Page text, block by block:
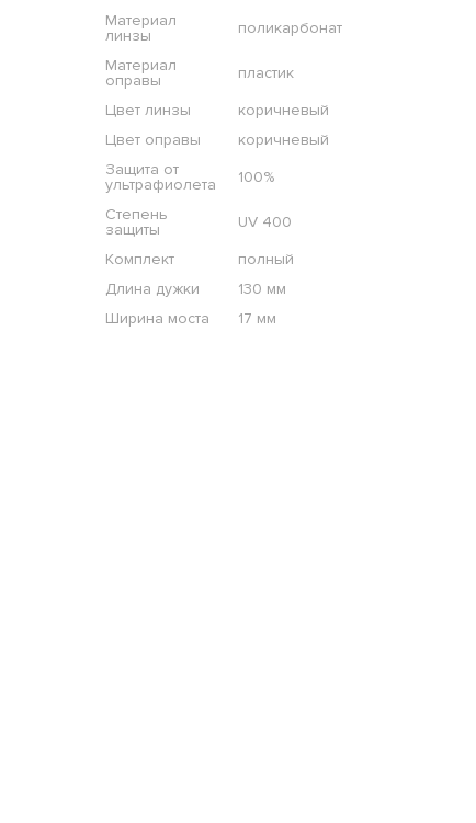
Материал
линзы
поликарбонат
Материал
оправы
пластик
Цвет линзы
коричневый
Цвет оправы
коричневый
Защита от
ультрафиолета
100%
Степень
защиты
UV 400
Комплект
полный
Длина дужки
130 мм
Ширина моста
17 мм